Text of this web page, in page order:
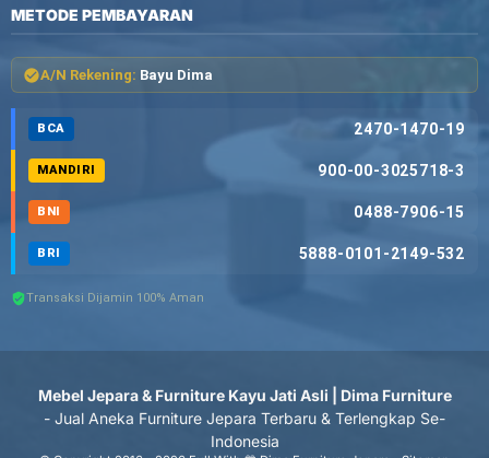
METODE PEMBAYARAN
A/N Rekening: Bayu Dima
BCA 2470-1470-19
MANDIRI 900-00-3025718-3
BNI 0488-7906-15
BRI 5888-0101-2149-532
Transaksi Dijamin 100% Aman
Mebel Jepara & Furniture Kayu Jati Asli | Dima Furniture
- Jual Aneka Furniture Jepara Terbaru & Terlengkap Se-
Indonesia